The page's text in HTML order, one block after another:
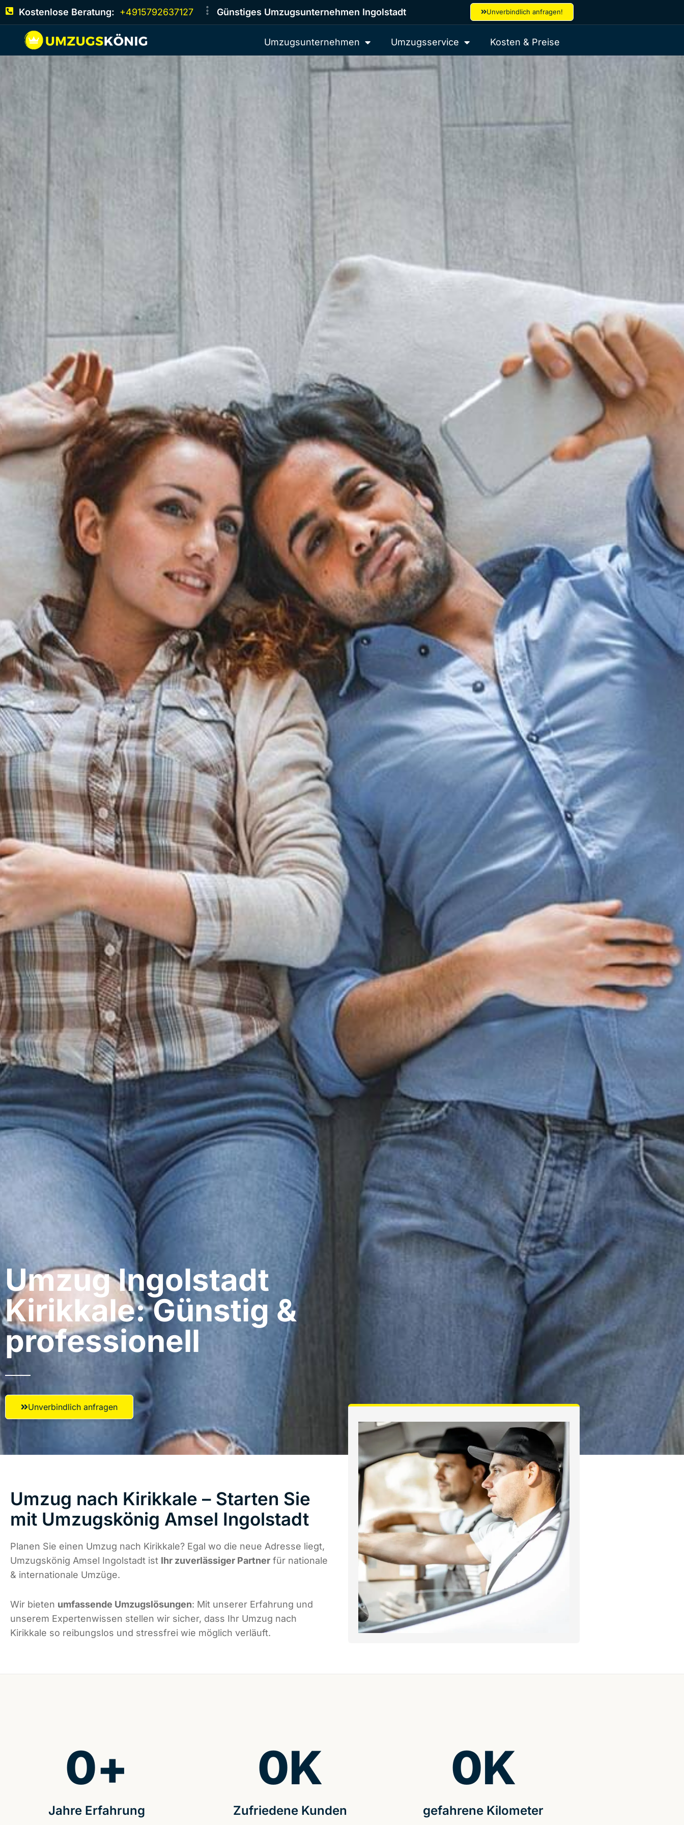
Kostenlose Beratung: +4915792637127 Günstiges Umzugsunternehmen Ingolstadt Unverbindlich anfragen!
Umzugsunternehmen Umzugsservice Kosten & Preise
Umzug Ingolstadt​
Kirikkale: Günstig &
professionell​
Unverbindlich anfragen
Umzug nach Kirikkale – Starten Sie
mit Umzugskönig Amsel Ingolstadt
Planen Sie einen Umzug nach Kirikkale? Egal wo die neue Adresse liegt,
Umzugskönig Amsel Ingolstadt ist Ihr zuverlässiger Partner für nationale
& internationale Umzüge.
Wir bieten umfassende Umzugslösungen: Mit unserer Erfahrung und
unserem Expertenwissen stellen wir sicher, dass Ihr Umzug nach
Kirikkale so reibungslos und stressfrei wie möglich verläuft.
Jahre Erfahrung
0+
Zufriedene Kunden
0K
gefahrene Kilometer
0K